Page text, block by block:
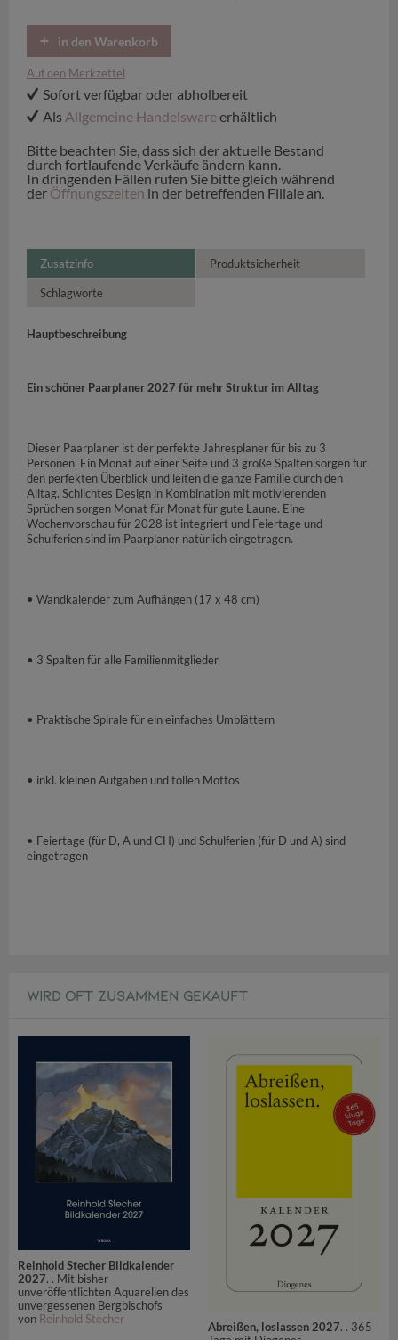
in den Warenkorb
Auf den Merkzettel
Sofort verfügbar oder abholbereit
Als Allgemeine Handelswareerhältlich
Bitte beachten Sie, dass sich der aktuelle Bestand
durch fortlaufende Verkäufe ändern kann.
In dringenden Fällen rufen Sie bitte gleich während
der Öffnungszeiten in der betreffenden Filiale an.
Zusatzinfo Produktsicherheit
Schlagworte
Hauptbeschreibung
Ein schöner Paarplaner 2027 für mehr Struktur im Alltag
Dieser Paarplaner ist der perfekte Jahresplaner für bis zu 3
Personen. Ein Monat auf einer Seite und 3 große Spalten sorgen für
den perfekten Überblick und leiten die ganze Familie durch den
Alltag. Schlichtes Design in Kombination mit motivierenden
Sprüchen sorgen Monat für Monat für gute Laune. Eine
Wochenvorschau für 2028 ist integriert und Feiertage und
Schulferien sind im Paarplaner natürlich eingetragen.
• Wandkalender zum Aufhängen (17 x 48 cm)
• 3 Spalten für alle Familienmitglieder
• Praktische Spirale für ein einfaches Umblättern
• inkl. kleinen Aufgaben und tollen Mottos
• Feiertage (für D, A und CH) und Schulferien (für D und A) sind
eingetragen
WIRD OFT ZUSAMMEN GEKAUFT
Reinhold Stecher Bildkalender
2027. . Mit bisher
unveröffentlichten Aquarellen des
unvergessenen Bergbischofs
von Reinhold Stecher
Abreißen, loslassen 2027. . 365